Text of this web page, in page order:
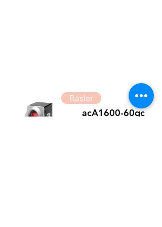
Basler
acA1600-60gc